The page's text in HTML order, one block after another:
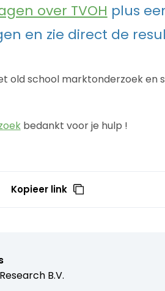
over TVOH plus
en zie direct de
old school marktonderzoek en
bedankt voor je hulp !
Kopieer link
B.V.